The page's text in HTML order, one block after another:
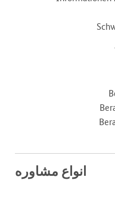
انواع مشاوره